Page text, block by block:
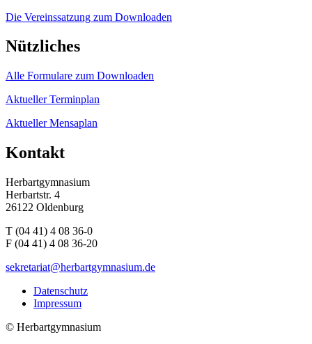
Die Vereinssatzung zum Downloaden
Nützliches
Alle Formulare zum Downloaden
Aktueller Terminplan
Aktueller Mensaplan
Kontakt
Herbartgymnasium
Herbartstr. 4
26122 Oldenburg
T (04 41) 4 08 36-0
F (04 41) 4 08 36-20
sekretariat@herbartgymnasium.de
Datenschutz
Impressum
© Herbartgymnasium